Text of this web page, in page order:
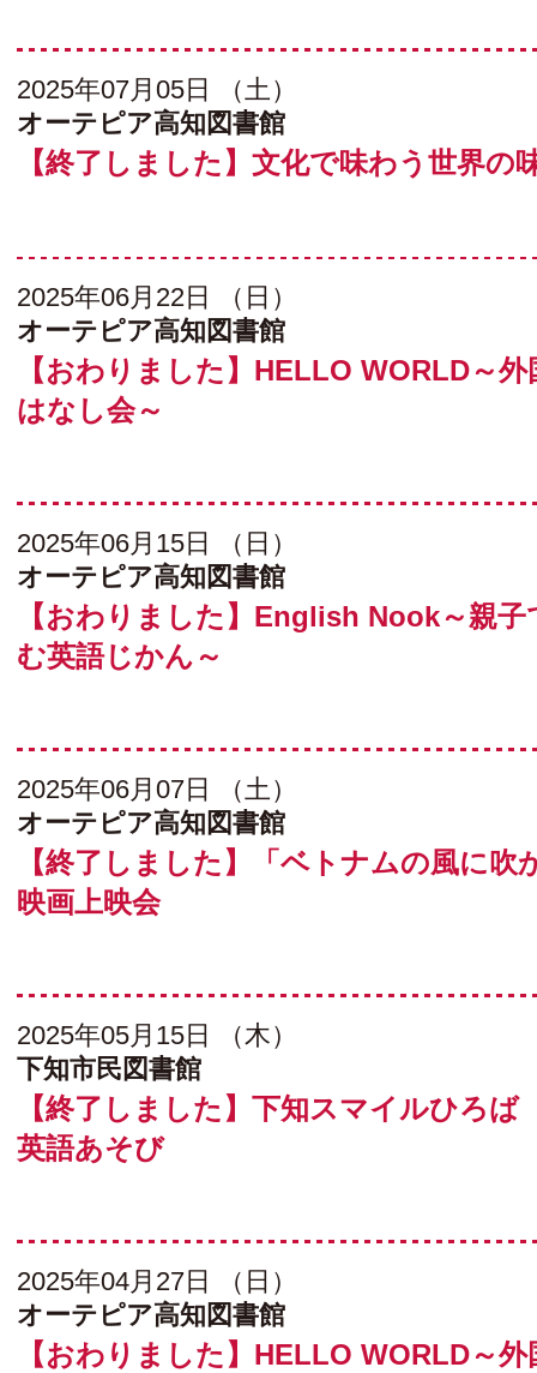
2025年07月05日 （土）
オーテピア高知図書館
【終了しました】文化で味わう世界の
2025年06月22日 （日）
オーテピア高知図書館
【おわりました】HELLO WORLD～
はなし会～
2025年06月15日 （日）
オーテピア高知図書館
【おわりました】English Nook～親子
む英語じかん～
2025年06月07日 （土）
オーテピア高知図書館
【終了しました】「ベトナムの風に吹
映画上映会
2025年05月15日 （木）
下知市民図書館
【終了しました】下知スマイルひ
英語あそび
2025年04月27日 （日）
オーテピア高知図書館
【おわりました】HELLO WORLD～